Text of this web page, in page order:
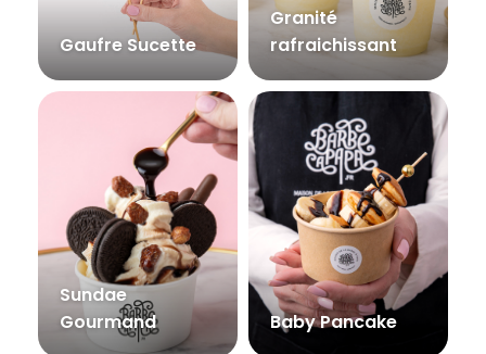
Gaufre Sucette
Granité
rafraichissant
Sundae
Gourmand
Baby Pancake